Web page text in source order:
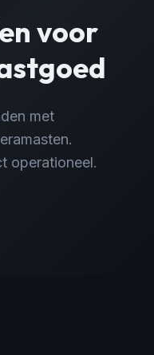
voor
met
operationeel.